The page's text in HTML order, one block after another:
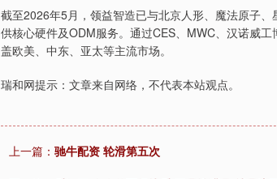
截至2026年5月，领益智造已与北京人形、魔法原子
供核心硬件及ODM服务。通过CES、MWC、汉诺威
盖欧美、中东、亚太等主流市场。
瑞和网提示：文章来自网络，不代表本站观点。
上一篇： 驰牛配资 轮滑第五次